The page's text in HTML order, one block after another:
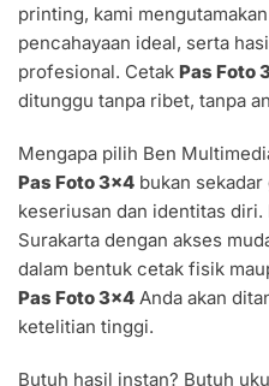
printing, kami
pencahayaan ideal, serta
profesional. Cetak Pas Foto
ditunggu tanpa ribet, tanpa
Mengapa pilih Ben
Pas Foto 3×4 bukan
keseriusan dan identitas
Surakarta dengan akses
dalam bentuk cetak fisik
Pas Foto 3×4 Anda akan
ketelitian tinggi.
Butuh hasil instan? Butuh